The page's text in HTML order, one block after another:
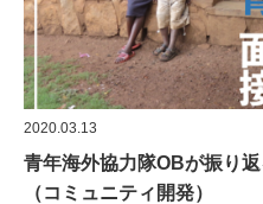
2020.03.13
青年海外協力隊OBが振り
（コミュニティ開発）